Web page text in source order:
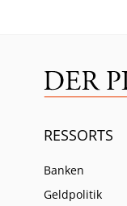
RESSORTS
Banken
Geldpolitik